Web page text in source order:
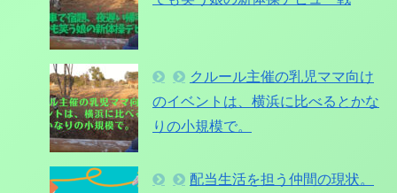
クルール主催の乳児ママ向け
のイベントは、横浜に比べるとかな
りの小規模で。
配当生活を担う仲間の現状。